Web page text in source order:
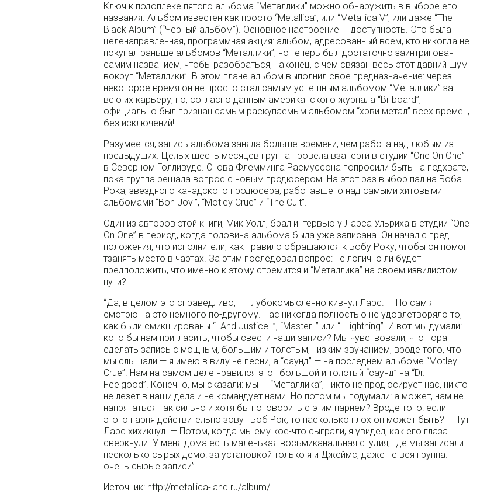
Ключ к подоплеке пятого альбома “Металлики” можно обнаружить в выборе его
названия. Альбом известен как просто “Metallica”, или “Metallica V”, или даже “The
Black Album” (“Черный альбом”). Основное настроение — доступность. Это была
целенаправленная, программная акция: альбом, адресованный всем, кто никогда не
покупал раньше альбомов “Металлики”, но теперь был достаточно заинтригован
самим названием, чтобы разобраться, наконец, с чем связан весь этот давний шум
вокруг “Металлики”. В этом плане альбом выполнил свое предназначение: через
некоторое время он не просто стал самым успешным альбомом “Металлики” за
всю их карьеру, но, согласно данным американского журнала “Billboard”,
официально был признан самым раскупаемым альбомом “хэви метал” всех времен,
без исключений!
Разумеется, запись альбома заняла больше времени, чем работа над любым из
предыдущих. Целых шесть месяцев группа провела взаперти в студии “One On One”
в Северном Голливуде. Снова Флемминга Расмуссона попросили быть на подхвате,
пока группа решала вопрос с новым продюсером. На этот раз выбор пал на Боба
Рока, звездного канадского продюсера, работавшего над самыми хитовыми
альбомами “Bon Jovi”, “Motley Crue” и “The Cult”.
Один из авторов этой книги, Мик Уолл, брал интервью у Ларса Ульриха в студии “One
On One” в период, когда половина альбома была уже записана. Он начал с пред
положения, что исполнители, как правило обращаются к Бобу Року, чтобы он помог
тзанять место в чартах. За этим последовал вопрос: не логично ли будет
предположить, что именно к этому стремится и “Металлика” на своем извилистом
пути?
“Да, в целом это справедливо, — глубокомысленно кивнул Ларс. — Но сам я
смотрю на это немного по-другому. Нас никогда полностью не удовлетворяло то,
как были смикшированы “. And Justice. ”, “Master. ” или “. Lightning”. И вот мы думали:
кого бы нам пригласить, чтобы свести наши записи? Мы чувствовали, что пора
сделать запись с мощным, большим и толстым, низким звучанием, вроде того, что
мы слышали — я имею в виду не песни, а “саунд” — на последнем альбоме “Motley
Crue”. Нам на самом деле нравился этот большой и толстый “саунд” на “Dr.
Feelgood”. Конечно, мы сказали: мы — “Металлика”, никто не продюсирует нас, никто
не лезет в наши дела и не командует нами. Но потом мы подумали: а может, нам не
напрягаться так сильно и хотя бы поговорить с этим парнем? Вроде того: если
этого парня действительно зовут Боб Рок, то насколько плох он может быть? — Тут
Ларс хихикнул. — Потом, когда мы ему кое-что сыграли, я увидел, как его глаза
сверкнули. У меня дома есть маленькая восьмиканальная студия, где мы записали
несколько сырых демо: за установкой только я и Джеймс, даже не вся группа.
очень сырые записи”.
Источник: http://metallica-land.ru/album/